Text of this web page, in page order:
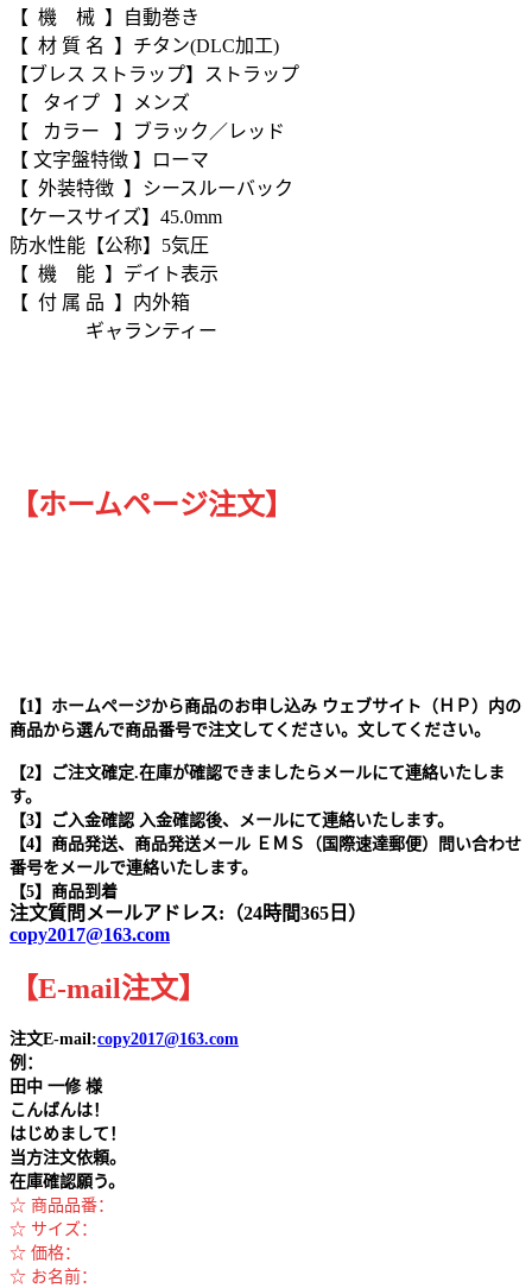
【 機 械 】自動巻き
【 材 質 名 】チタン(DLC加工)
【ブレス ストラップ】ストラップ
【 タイプ 】メンズ
【 カラー 】ブラック／レッド
【 文字盤特徴 】ローマ
【 外装特徴 】シースルーバック
【ケースサイズ】45.0mm
防水性能【公称】5気圧
【 機 能 】デイト表示
【 付 属 品 】内外箱
ギャランティー
【ホームページ注文】
【1】ホームページから商品のお申し込み ウェブサイト（ＨＰ）内の
商品から選んで商品番号で注文してください。文してください。
【2】ご注文確定.在庫が確認できましたらメールにて連絡いたしま
す。
【3】ご入金確認 入金確認後、メールにて連絡いたします。
【4】商品発送、商品発送メール ＥＭＳ（国際速達郵便）問い合わせ
番号をメールで連絡いたします。
【5】商品到着
注文質問メールアドレス:（24時間365日）
copy2017@163.com
【E-mail注文】
注文E-mail:copy2017@163.com
例：
田中 一修 様
こんばんは！
はじめまして！
当方注文依頼。
在庫確認願う。
☆ 商品品番：
☆ サイズ：
☆ 価格：
☆ お名前：